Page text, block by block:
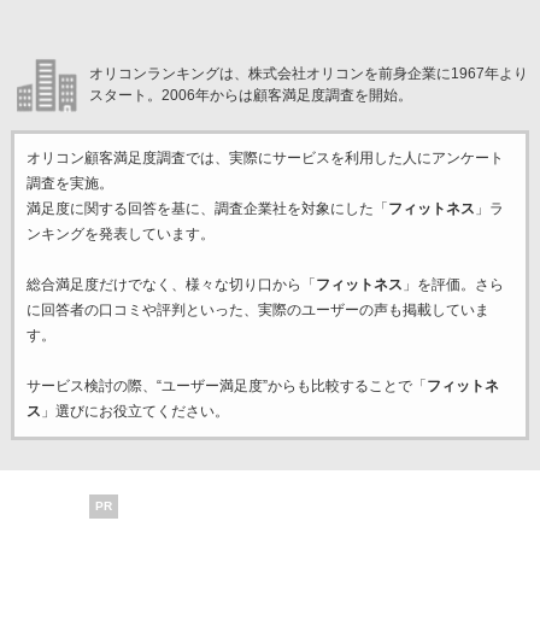
オリコンランキングは、株式会社オリコンを前身企業に1967年より
スタート。2006年からは顧客満足度調査を開始。
オリコン顧客満足度調査では、実際にサービスを利用した 人にアンケート
調査を実施。
満足度に関する回答を基に、調査企業社を対象にした「 フィットネス 」ラ
ンキングを発表しています。
総合満足度だけでなく、様々な切り口から「 フィットネス 」を評価。さら
に回答者の口コミや評判といった、実際のユーザーの声も掲載していま
す。
サービス検討の際、“ユーザー満足度”からも比較することで「 フィットネ
ス 」選びにお役立てください。
PR